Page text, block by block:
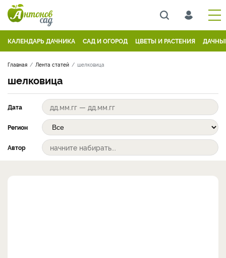
КАЛЕНДАРЬ ДАЧНИКА САД И ОГОРОД ЦВЕТЫ И РАСТЕНИЯ
Главная Лента статей шелковица
шелковица
Дата
Регион
Автор